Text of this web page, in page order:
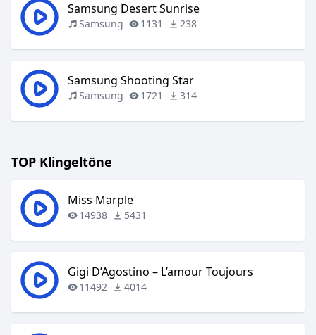
Samsung Desert Sunrise
Samsung 1131 238
Samsung Shooting Star
Samsung 1721 314
TOP Klingeltöne
Miss Marple
14938 5431
Gigi D’Agostino – L’amour Toujours
11492 4014